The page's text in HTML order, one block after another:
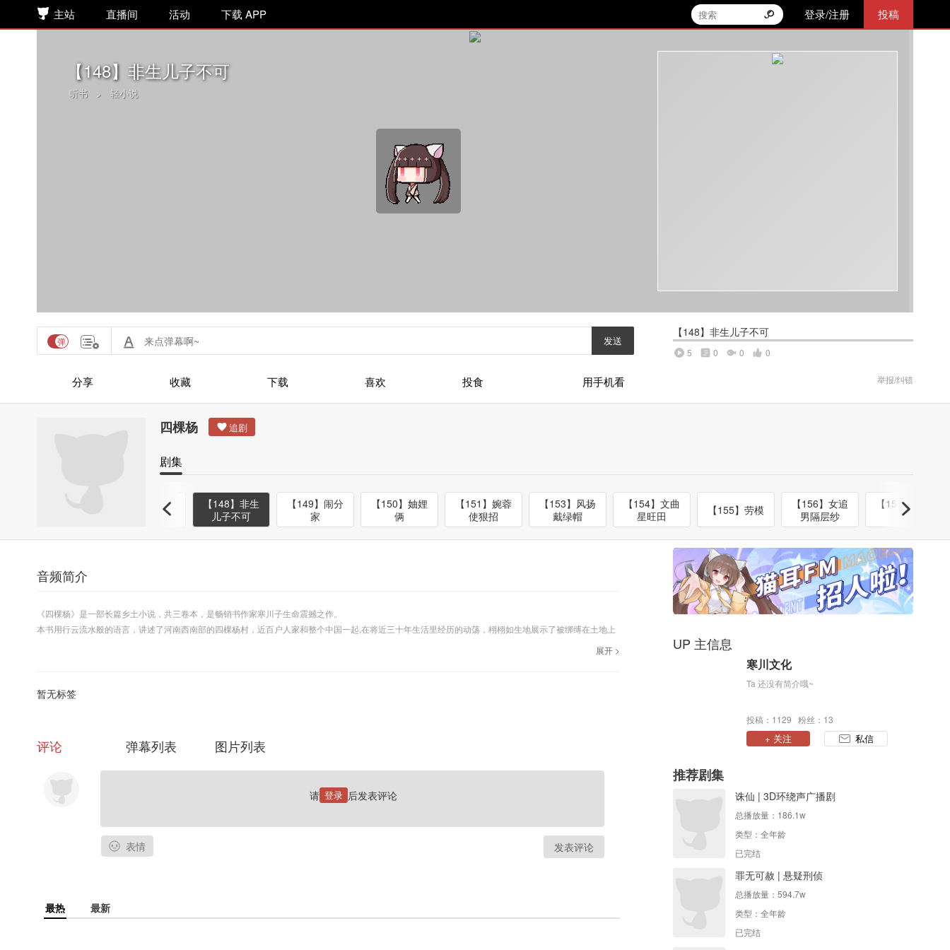
主站 直播间 活动 下载 APP 登录/注册 投稿
【148】非生儿子不可
听书 > 轻小说
发送
分享 收藏 下载 喜欢 投食 用手机看
【148】非生儿子不可
5 0 0 0
举报/纠错
四棵杨
剧集
【147】众萌
娃偷瓜险涉河
【148】非生
儿子不可
【149】闹分
家
【150】妯娌
俩
【151】婉蓉
使狠招
【153】风扬
戴绿帽
【154】文曲
星旺田
【155】劳模
【156】女追
男隔层纱
【157】易小
梅
音频简介
《四棵杨》是一部长篇乡土小说，共三卷本，是畅销书作家寒川子生命震撼之作。
本书用行云流水般的语言，讲述了河南西南部的四棵杨村，近百户人家和整个中国一起,在将近三十年生活里经历的动荡，栩栩如生地展示了被绑缚在土地上
展开 >
暂无标签
评论 弹幕列表 图片列表
请 登录 后发表评论
表情 发表评论
最热 最新
UP 主信息
寒川文化
Ta 还没有简介哦~
投稿：1129 粉丝：13
+ 关注 私信
推荐剧集
诛仙 | 3D环绕声广播剧
总播放量： 186.1w
类型： 全年龄
已完结
罪无可赦 | 悬疑刑侦
总播放量： 594.7w
类型： 全年龄
已完结